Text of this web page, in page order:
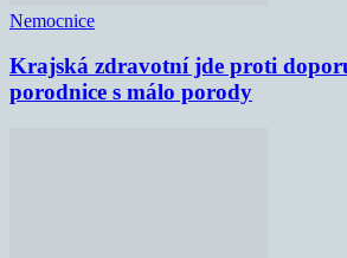
Nemocnice
Krajská zdravotní jde proti
porodnice s málo porody